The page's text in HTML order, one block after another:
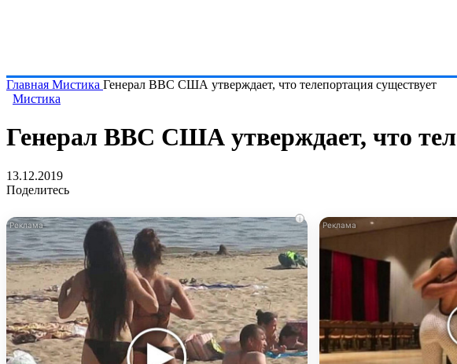
Главная Мистика Генерал ВВС США утверждает, что телепортация существует
Мистика
Генерал ВВС США утверждает, что
13.12.2019
Поделитесь
i